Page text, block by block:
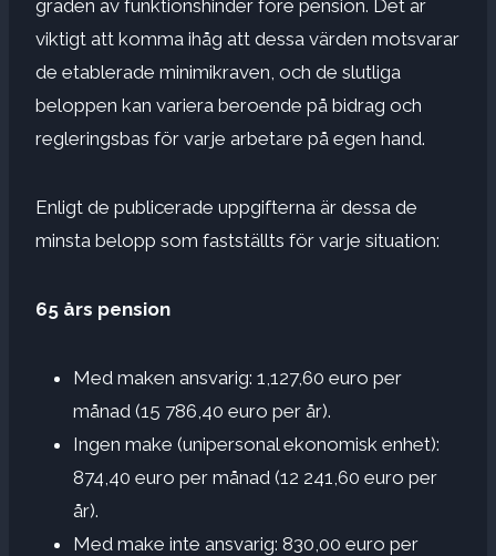
graden av funktionshinder före pension. Det är
viktigt att komma ihåg att dessa värden motsvarar
de etablerade minimikraven, och de slutliga
beloppen kan variera beroende på bidrag och
regleringsbas för varje arbetare på egen hand.
Enligt de publicerade uppgifterna är dessa de
minsta belopp som fastställts för varje situation:
65 års pension
Med maken ansvarig: 1,127,60 euro per
månad (15 786,40 euro per år).
Ingen make (unipersonal ekonomisk enhet):
874,40 euro per månad (12 241,60 euro per
år).
Med make inte ansvarig: 830,00 euro per